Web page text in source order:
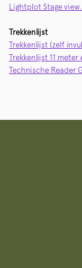
Lightplot Stage
Trekkenlijst
Trekkenlijst (zelf
Trekkenlijst 11
Technische Reader